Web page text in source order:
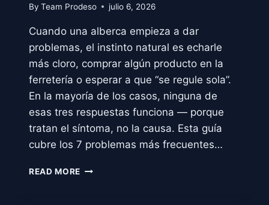
By Team Prodeso julio 6, 2026
Cuando una alberca empieza a dar
problemas, el instinto natural es echarle
más cloro, comprar algún producto en la
ferretería o esperar a que “se regule sola”.
En la mayoría de los casos, ninguna de
esas tres respuestas funciona — porque
tratan el síntoma, no la causa. Esta guía
cubre los 7 problemas más frecuentes…
READ MORE PROBLEMAS